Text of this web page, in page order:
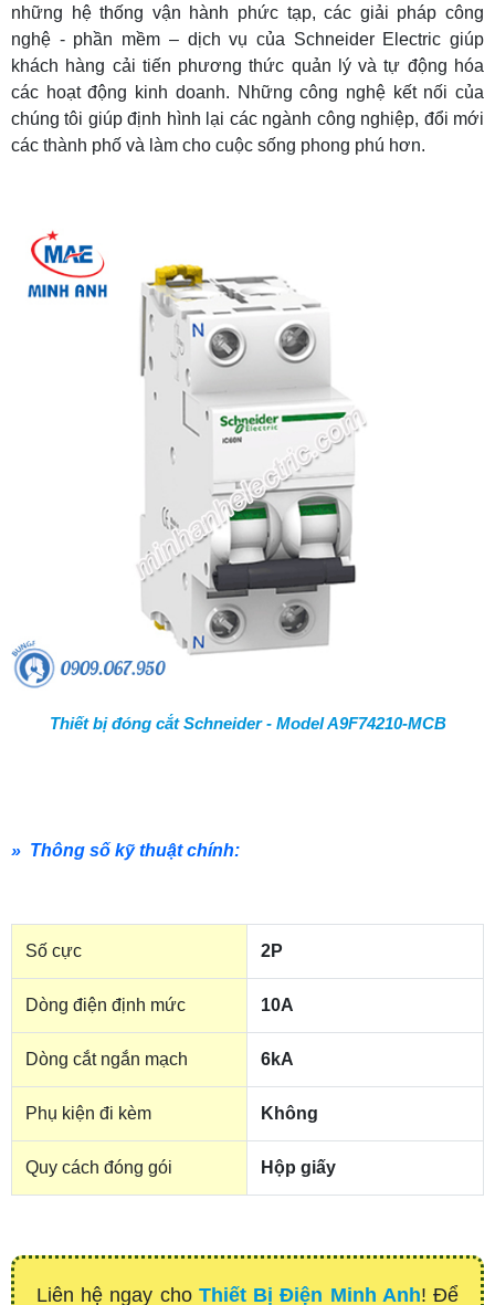
những hệ thống vận hành phức tạp, các giải pháp công
nghệ - phần mềm – dịch vụ của Schneider Electric giúp
khách hàng cải tiến phương thức quản lý và tự động hóa
các hoạt động kinh doanh. Những công nghệ kết nối của
chúng tôi giúp định hình lại các ngành công nghiệp, đổi mới
các thành phố và làm cho cuộc sống phong phú hơn.
Thiết bị đóng cắt Schneider - Model A9F74210-MCB
» Thông số kỹ thuật chính:
Số cực 2P
Dòng điện định mức 10A
Dòng cắt ngắn mạch 6kA
Phụ kiện đi kèm Không
Quy cách đóng gói Hộp giấy
Liên hệ ngay cho Thiết Bị Điện Minh Anh! Để